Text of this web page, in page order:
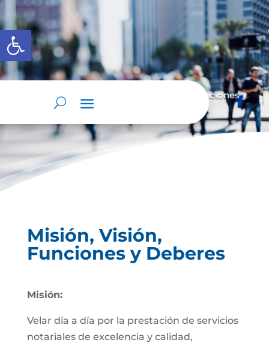
Abrir barra de herramientas
9
Misión, Visión, Funciones
y Deberes
Misión, Visión,
Funciones y Deberes
Misión:
Velar día a día por la prestación de servicios
notariales de excelencia y calidad,